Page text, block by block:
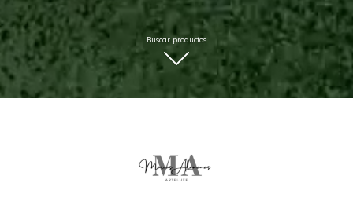
Buscar productos